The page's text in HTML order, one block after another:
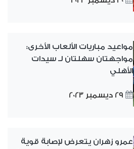
مواعيد مباريات الألعاب الأخرى:
مواجهتان سهلتان لـ سيدات
الأهلي
29 ديسمبر 2023
عمرو زهران يتعرض لإصابة قوية